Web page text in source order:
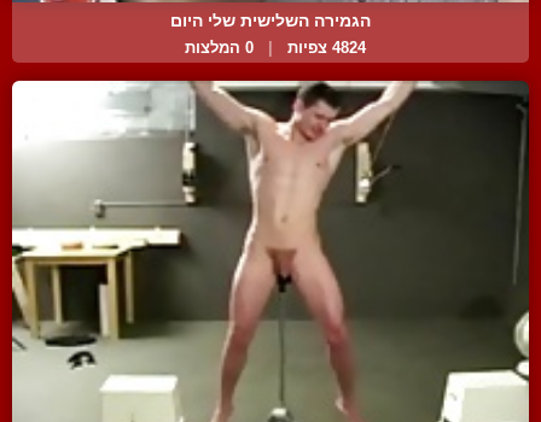
הגמירה השלישית שלי היום
4824 צפיות | 0 המלצות